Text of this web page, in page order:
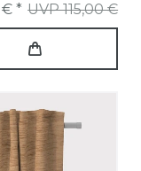
UVP 115,00 €
€ *